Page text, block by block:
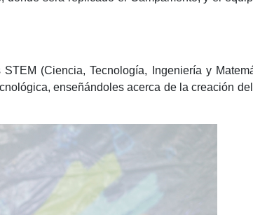
(Ciencia, Tecnología, Ingeniería y
enseñándoles acerca de la creación